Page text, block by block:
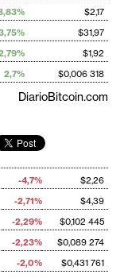
$2,17
$31,97
$1,92
2,7% $0,006 318
DiarioBitcoin.com
-4,7%
$2,26
-2,71%
$4,39
-2,29%
$0,102 445
-2,23%
$0,089 274
-2,0%
$0,431 761